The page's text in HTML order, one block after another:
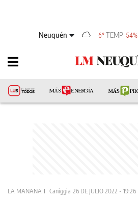
Neuquén 6° TEMP 54%
LA MAÑANA Caniggia 26 DE JULIO 2022 - 19:26